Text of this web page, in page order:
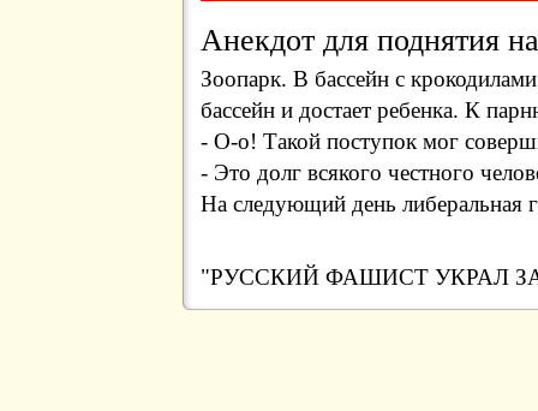
Анекдот для поднятия
Зоопарк. В бассейн с
бассейн и достает ребенка. К
- О-о! Такой поступок мог
- Это долг всякого честного
На следующий день либеральная
"РУССКИЙ ФАШИСТ УКРАЛ